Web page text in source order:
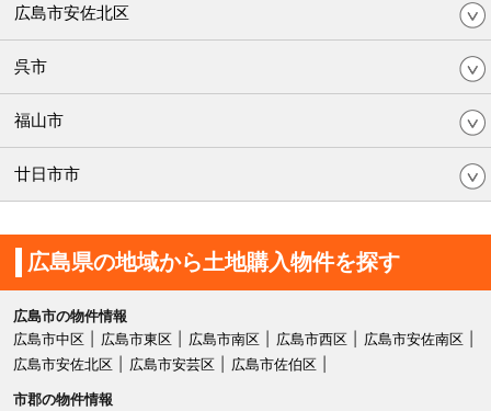
広島市安佐北区
呉市
福山市
廿日市市
広島県の地域から土地購入物件を探す
広島市の物件情報
広島市中区
広島市東区 広島市南区 広島市西区
広島市安佐南区
広島市安佐北区
広島市安芸区
広島市佐伯区
市郡の物件情報